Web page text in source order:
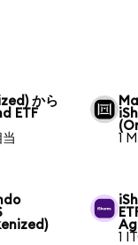
から
ETF
1
1